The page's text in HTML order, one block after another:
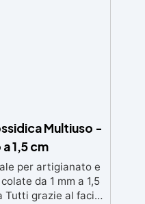
Multiuso -
1,5 cm
per artigianato e
da 1 mm a 1,5
Tutti grazie al facile